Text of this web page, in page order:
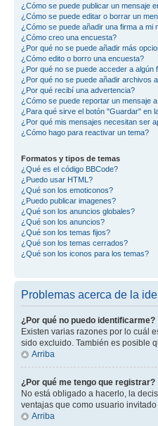
¿Cómo se puede publicar un mensaje
¿Cómo se puede editar o borrar un
¿Cómo se puede añadir una firma a mi
¿Cómo creo una encuesta?
¿Por qué no se puede añadir más
¿Cómo edito o borro una encuesta?
¿Por qué no se puede acceder a algún
¿Por qué no se puede añadir archivos
¿Por qué recibí una advertencia?
¿Cómo se puede reportar un mensaje
¿Para qué sirve el botón "Guardar" en
¿Por qué mis mensajes necesitan ser
¿Cómo hago para reactivar un tema?
Formatos y tipos de temas
¿Qué es el código BBCode?
¿Puedo usar HTML?
¿Qué son los emoticonos?
¿Puedo publicar imagenes?
¿Qué son los anuncios globales?
¿Qué son los anuncios?
¿Qué son los temas fijos?
¿Qué son los temas cerrados?
¿Qué son los iconos para los temas?
Problemas acerca de la
¿Por qué no puedo identificarme?
Existen varias razones por lo cuál
sido excluido. También es posible
Arriba
¿Por qué me tengo que registrar?
No está obligado a hacerlo, la
ventajas que como usuario
Arriba